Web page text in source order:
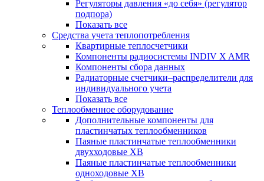
Регуляторы давления «до себя» (регулятор
подпора)
Показать все
Средства учета теплопотребления
Квартирные теплосчетчики
Компоненты радиосистемы INDIV X AMR
Компоненты сбора данных
Радиаторные счетчики–распределители для
индивидуального учета
Показать все
Теплообменное оборудование
Дополнительные компоненты для
пластинчатых теплообменников
Паяные пластинчатые теплообменники
двухходовые XB
Паяные пластинчатые теплообменники
одноходовые ХВ